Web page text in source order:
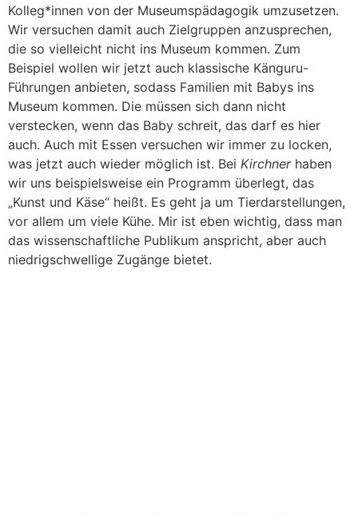
Kolleg*innen von der Museumspädagogik umzusetzen.
Wir versuchen damit auch Zielgruppen anzusprechen,
die so vielleicht nicht ins Museum kommen. Zum
Beispiel wollen wir jetzt auch klassische Känguru-
Führungen anbieten, sodass Familien mit Babys ins
Museum kommen. Die müssen sich dann nicht
verstecken, wenn das Baby schreit, das darf es hier
auch. Auch mit Essen versuchen wir immer zu locken,
was jetzt auch wieder möglich ist. Bei Kirchnerhaben
wir uns beispielsweise ein Programm überlegt, das
„Kunst und Käse“ heißt. Es geht ja um Tierdarstellungen,
vor allem um viele Kühe. Mir ist eben wichtig, dass man
das wissenschaftliche Publikum anspricht, aber auch
niedrigschwellige Zugänge bietet.